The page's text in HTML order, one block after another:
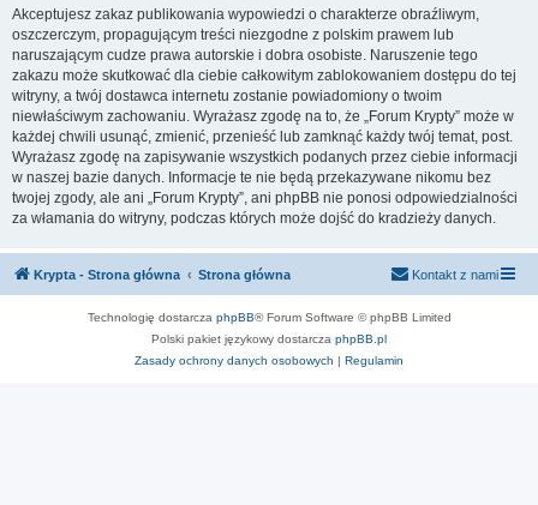
Akceptujesz zakaz publikowania wypowiedzi o charakterze obraźliwym,
oszczerczym, propagującym treści niezgodne z polskim prawem lub
naruszającym cudze prawa autorskie i dobra osobiste. Naruszenie tego
zakazu może skutkować dla ciebie całkowitym zablokowaniem dostępu do tej
witryny, a twój dostawca internetu zostanie powiadomiony o twoim
niewłaściwym zachowaniu. Wyrażasz zgodę na to, że „Forum Krypty” może w
każdej chwili usunąć, zmienić, przenieść lub zamknąć każdy twój temat, post.
Wyrażasz zgodę na zapisywanie wszystkich podanych przez ciebie informacji
w naszej bazie danych. Informacje te nie będą przekazywane nikomu bez
twojej zgody, ale ani „Forum Krypty”, ani phpBB nie ponosi odpowiedzialności
za włamania do witryny, podczas których może dojść do kradzieży danych.
Krypta - Strona główna Strona główna Kontakt z nami
Technologię dostarcza phpBB® Forum Software © phpBB Limited
Polski pakiet językowy dostarcza phpBB.pl
Zasady ochrony danych osobowych | Regulamin